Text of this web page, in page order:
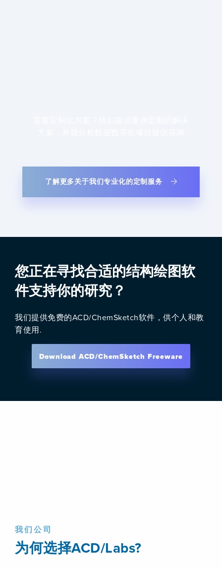
了解更多关于我们专业化的定制服务
您正在寻找合适的结构绘图软
件支持你的研究？
我们提供免费的ACD/ChemSketch软件，供个人和教
育使用.
Download ACD/ChemSketch Freeware
我们公司
为何选择ACD/Labs?